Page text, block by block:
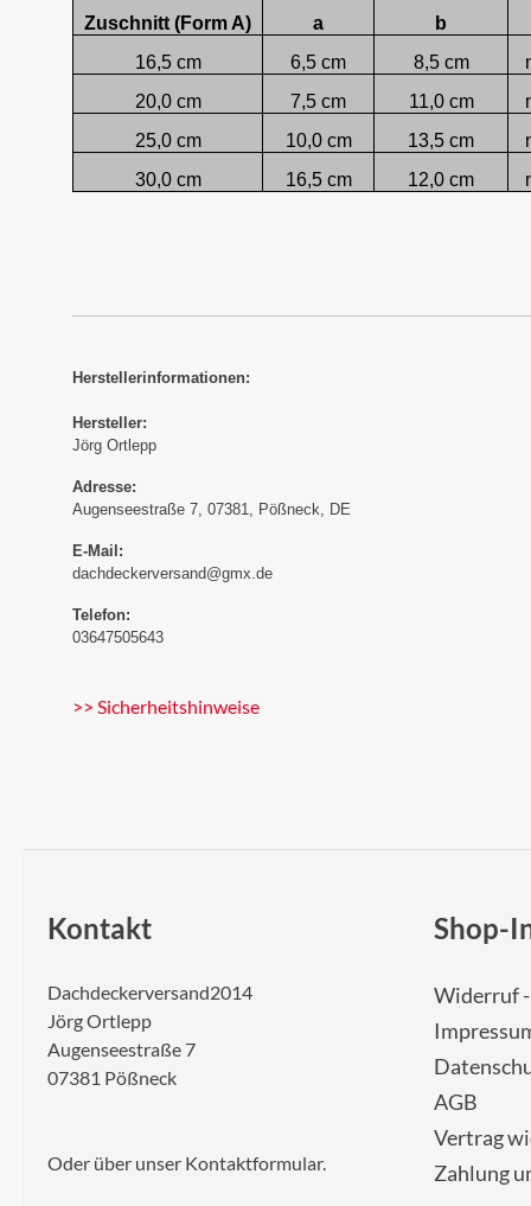
Zuschnitt (Form A) a b
16,5 cm
6,5 cm 8,5 cm
20,0 cm
7,5 cm 11,0 cm
25,0 cm
10,0 cm 13,5 cm
30,0 cm
16,5 cm 12,0 cm
Herstellerinformationen:
Hersteller:
Jörg Ortlepp
Adresse:
Augenseestraße 7, 07381, Pößneck, DE
E-Mail:
dachdeckerversand@gmx.de
Telefon:
03647505643
>> Sicherheitshinweise
Kontakt
Dachdeckerversand2014
Jörg Ortlepp
Augenseestraße 7
07381 Pößneck
Oder über unser Kontaktformular.
Shop-
Widerruf
AGB
Vertrag
Zahlung